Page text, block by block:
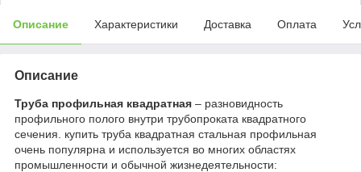
Описание Характеристики Доставка Оплата
Описание
Труба профильная квадратная – разновидность
профильного полого внутри трубопроката квадратного
сечения. купить труба квадратная стальная профильная
очень популярна и используется во многих областях
промышленности и обычной жизнедеятельности: